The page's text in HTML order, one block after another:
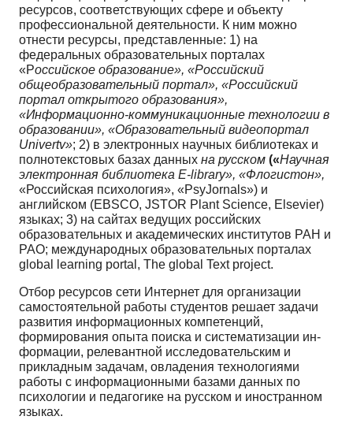
ресурсов, соответствующих сфере и объекту
профессиональной деятель­ности. К ним можно
отнести ресурсы, представленные: 1) на
федеральных образовательных порта­лах
«Российское образование», «Российский
общеобразовательный портал», «Российский
портал открытого образования»,
«Информационно-коммуникационные технологии в
образовании», «Об­разовательный видеопортал
Univertv»; 2) в электронных научных библиотеках и
полнотекстовых базах данных на русском («Научная
электронная библиотека E-library», «Флогистон»,
«Россий­ская психология», «PsyJornals») и
английском (EBSCO, JSTOR Plant Science, Elsevier)
языках; 3) на сайтах ведущих российских
образовательных и академических институтов РАН и
РАО; междуна­родных образовательных порталах
global learning portal, The global Text project.
Отбор ресурсов сети Интернет для организации
самостоятельной работы студентов решает задачи
развития информационных компетенций,
формирования опыта поиска и систематизации ин­
формации, релевантной исследовательским и
прикладным задачам, овладения технологиями
работы с информационными базами данных по
психологии и педагогике на русском и иностранном
языках.